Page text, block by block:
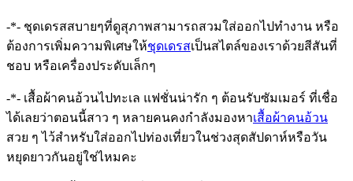
-*- ชุดเดรสสบายๆที่ดูสุภาพสามารถสวมใส่ออกไปทำงาน หรือ
ต้องการเพิ่มความพิเศษให้ชุดเดรสเป็นสไตล์ของเราด้วยสีสันที่
ชอบ หรือเครื่องประดับเล็กๆ
-*- เสื้อผ้าคนอ้วนไปทะเล แฟชั่นน่ารัก ๆ ต้อนรับซัมเมอร์ ที่เชื่อ
ได้เลยว่าตอนนี้สาว ๆ หลายคนคงกำลังมองหาเสื้อผ้าคนอ้วน
สวย ๆ ไว้สำหรับใส่ออกไปท่องเที่ยวในช่วงสุดสัปดาห์หรือวัน
หยุดยาวกันอยู่ใช่ไหมคะ